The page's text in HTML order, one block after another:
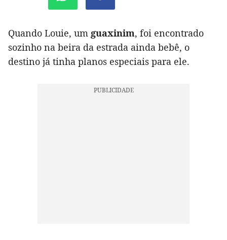
Quando Louie, um guaxinim, foi encontrado
sozinho na beira da estrada ainda bebê, o
destino já tinha planos especiais para ele.